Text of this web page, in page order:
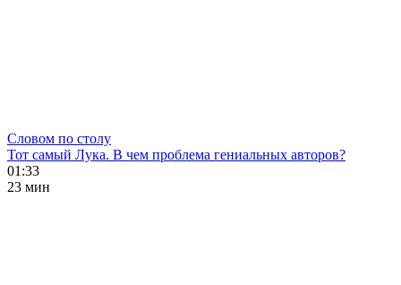
Словом по столу
Тот самый Лука. В чем проблема гениальных авторов?
01:33
23 мин